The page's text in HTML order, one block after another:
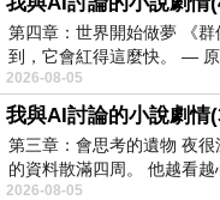
第四章：世界開始做夢 《
到，它會紅得這麼快。 — 原
2026-08-05
我與AI討論的小說劇情
第三章：會思考的遺物 夜很
的資料散滿四周。 他越看
2026-08-05